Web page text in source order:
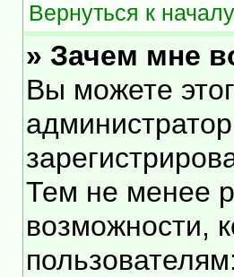
Вернуться к началу
» Зачем мне
Вы можете
Тем не менее
возможности,